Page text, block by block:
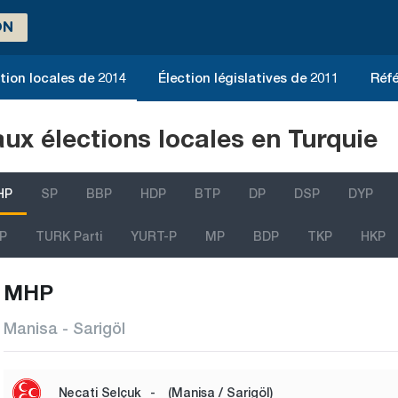
locales de 2014 Élection législatives de 2011
élections locales en Turquie
SP BBP HDP BTP DP DSP DYP
TURK Parti YURT-P MP BDP TKP HKP
MHP
Manisa - Sarigöl
Necati Selçuk - (Manisa / Sarigöl)